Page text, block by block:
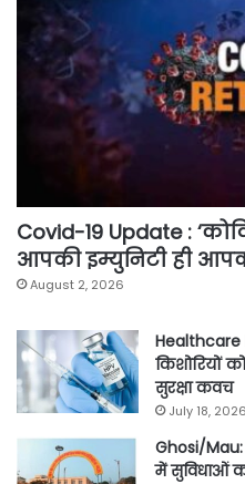
Covid-19 Update :
आपकी इम्युनिटी ही
August 2, 2026
किशोरियों
सुरक्षा कवच
July 18, 2026
Ghosi/Mau:
में सुविधाओं